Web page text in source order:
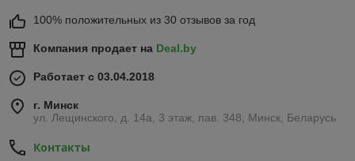
100% положительных из 30 отзывов за год
Компания продает на Deal.by
Работает с 03.04.2018
г. Минск
ул. Лещинского, д. 14а, 3 этаж, пав. 348, Минск, Беларусь
Контакты